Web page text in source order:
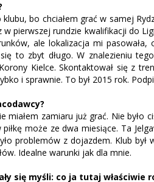
bo chciałem grać w samej
pierwszej rundzie kwalifikacji do
ale lokalizacja mi
to zbyt długo. W znalezieniu
Kielce. Skontaktował się z
i sprawnie. To był 2015 rok.
miałem zamiaru już grać. Nie było
może ze dwa miesiące. Ta
problemów z dojazdem. Klub
Idealne warunki jak dla mnie.
się myśli: co ja tutaj właściwie